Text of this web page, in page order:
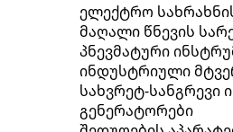
ელექტრო
მაღალი წნევის
პნევმატური
ინდუსტრიული
სახვრეტ-სანგრევი
გენერატორები